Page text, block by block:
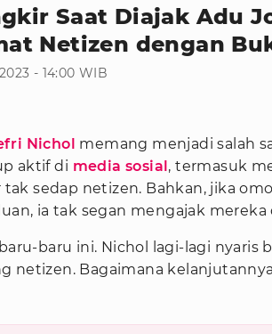
Saat Diajak Adu
Netizen dengan
- 14:00 WIB
Nichol memang menjadi salah
aktif di media sosial , termasuk
sedap netizen. Bahkan, jika
ia tak segan mengajak
baru ini. Nichol lagi-lagi nyaris
netizen. Bagaimana